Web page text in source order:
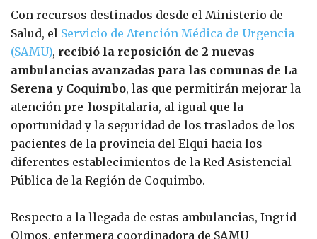
Con recursos destinados desde el Ministerio de
Salud, el Servicio de Atención Médica de Urgencia
(SAMU), recibió la reposición de 2 nuevas
ambulancias avanzadas para las comunas de La
Serena y Coquimbo, las que permitirán mejorar la
atención pre-hospitalaria, al igual que la
oportunidad y la seguridad de los traslados de los
pacientes de la provincia del Elqui hacia los
diferentes establecimientos de la Red Asistencial
Pública de la Región de Coquimbo.
Respecto a la llegada de estas ambulancias, Ingrid
Olmos, enfermera coordinadora de SAMU